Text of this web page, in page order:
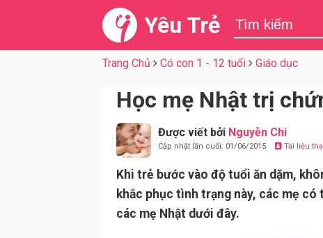
Yêu Trẻ
Trang Chủ Có con 1 - 12 tuổi Giáo dục
Học mẹ Nhật trị
Được viết bởi Nguyễn Chi
Cập nhật lần cuối: 01/06/2015 Tài liệu
Khi trẻ bước vào độ tuổi ăn dặm,
khắc phục tình trạng này, các mẹ
các mẹ Nhật dưới đây.